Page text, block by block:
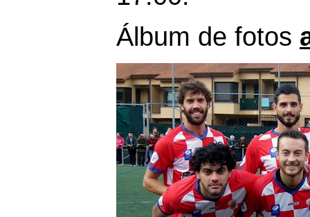
Álbum de fotos